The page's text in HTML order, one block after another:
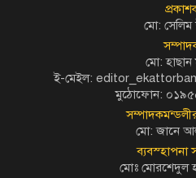
মো: সেলিম
মো: হাছান
ই-মেইল:
মুঠোফোন:
মো: জানে
ব্যবস্হাপনা
মোঃ মোরশেদুল